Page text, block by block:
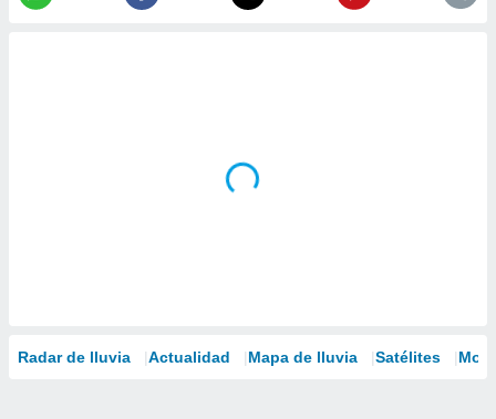
Radar de lluvia Actualidad Mapa de lluvia Satélites